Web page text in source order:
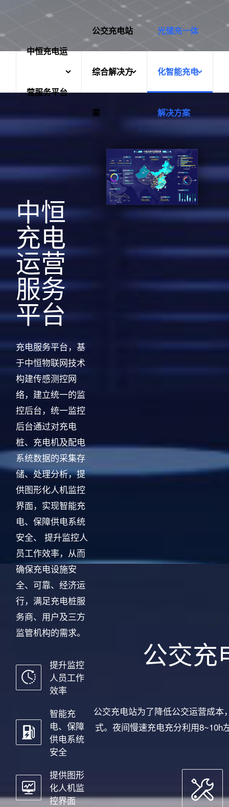
中恒充电运
营服务平台
公交充电站
综合解决方
案
光储充一体
化智能充电
解决方案
中恒
充电
运营
服务
平台
充电服务平台，基
于中恒物联网技术
构建传感测控网
络，建立统一的监
控后台，统一监控
后台通过对充电
桩、充电机及配电
系统数据的采集存
储、处理分析，提
供图形化人机监控
界面，实现智能充
电、保障供电系统
安全、 提升监控人
员工作效率，从而
确保充电设施安
全、可靠、经济运
行，满足充电桩服
务商、用户及三方
监管机构的需求。
提升监控
人员工作
效率
智能充
电、保障
供电系统
安全
提供图形
化人机监
控界面
公交充
公交充电站为了降低公交运营成
式。夜间慢速充电充分利用